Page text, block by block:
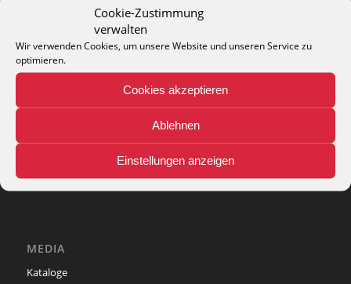
Cookie-Zustimmung
verwalten
Wir verwenden Cookies, um unsere Website und unseren Service zu
optimieren.
Cookies akzeptieren
Ablehnen
Einstellungen anzeigen
info@theko-collection.com
INFO
MEDIA
Kataloge